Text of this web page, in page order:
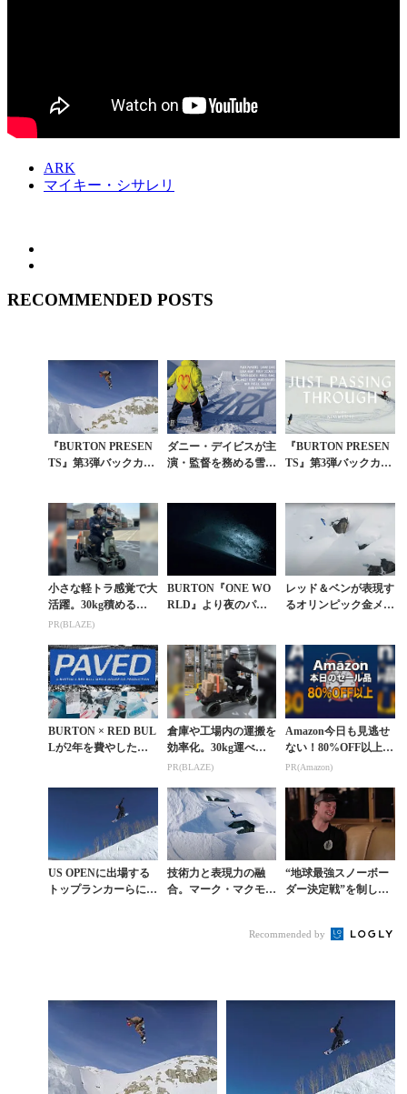
ARK
マイキー・シサレリ
RECOMMENDED POSTS
『BURTON PRESEN
TS』第3弾バックカン
ダニー・デイビスが主
演・監督を務める雪山
『BURTON PRESEN
TS』第3弾バックカン
小さな軽トラ感覚で大
活躍。30kg積める安
定の4輪EV
PR(BLAZE)
BURTON『ONE WO
RLD』より夜のパウ
レッド＆ベンが表現す
るオリンピック金メダ
BURTON × RED BUL
Lが2年を費やした共
倉庫や工場内の運搬を
効率化。30kg運べる
小さな軽トラ
PR(BLAZE)
Amazon今日も見逃せ
ない！80%OFF以上が
続々登場
PR(Amazon)
US OPENに出場する
トップランカーらによ
技術力と表現力の融
合。マーク・マクモリ
“地球最強スノーボー
ダー決定戦”を制した
Recommended by